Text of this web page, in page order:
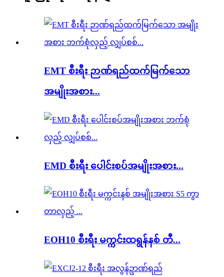
EMT စီးရီး ဉာဏ်ရည်ထက်မြက်သော
အမျိုးအစား...
EMD စီးရီး ပေါင်းစပ်အမျိုးအစား...
EOH10 စီးရီး မက္ကင်းထရွန်နစ် တီ...